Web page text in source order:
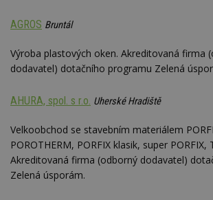
AGROS Bruntál
Výroba plastových oken. Akreditovaná firma
dodavatel) dotačního programu Zelená
AHURA, spol. s r.o. Uherské Hradiště
Velkoobchod se stavebním materiálem
POROTHERM, PORFIX klasik, super PORFIX,
Akreditovaná firma (odborný dodavatel)
Zelená úsporám.